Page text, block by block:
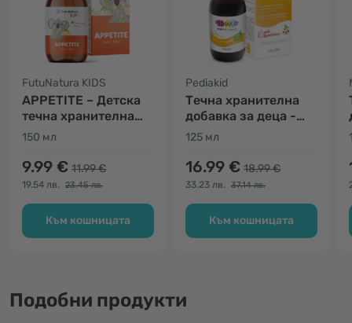
FutuNatura KIDS
APPETITE – Детска
течна хранителна
добавка за апетит
150 мл
9.99 € 11.99 €
19.54 лв. 23.45 лв.
Към кошницата
Pediakid
Течна хранителна
добавка за деца -
апетит
125 мл
16.99 € 18.99 €
33.23 лв. 37.14 лв.
Към кошницата
Подобни продукти